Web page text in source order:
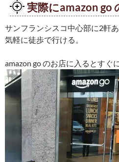
実際にamazon go
サンフランシスコ中心部に2軒
気軽に徒歩で行ける。
amazon go のお店に入るとすぐ